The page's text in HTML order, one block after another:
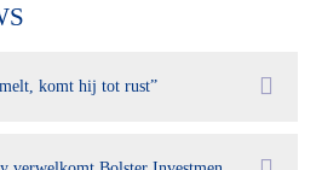
komt hij tot rust”